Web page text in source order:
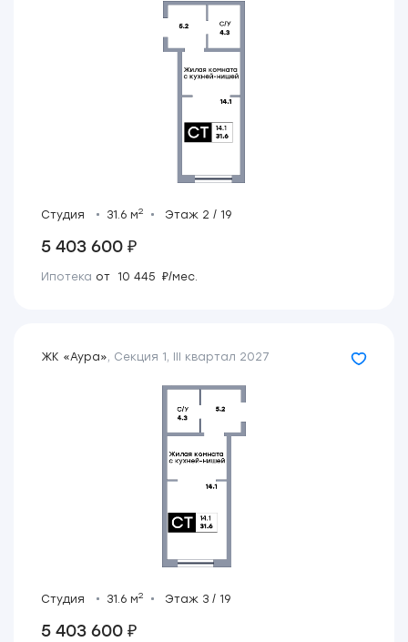
Студия 31.6 м2 Этаж 2 / 19
5 403 600 ₽
Ипотека от 10 445 ₽/мес.
ЖК «Аура», Секция 1, III квартал 2027
Студия 31.6 м2 Этаж 3 / 19
5 403 600 ₽